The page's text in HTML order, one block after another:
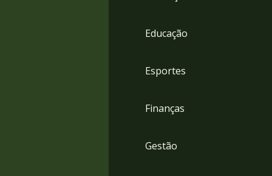
Educação
Esportes
Finanças
Gestão